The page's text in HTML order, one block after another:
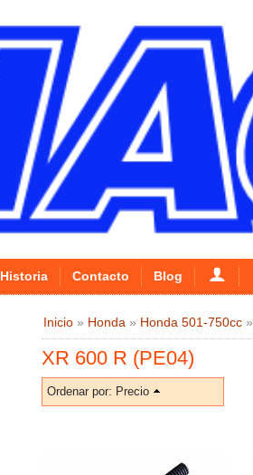
Historia Contacto Blog
Inicio» Honda » Honda 501-750cc»
XR 600 R (PE04)
Ordenar por: Precio